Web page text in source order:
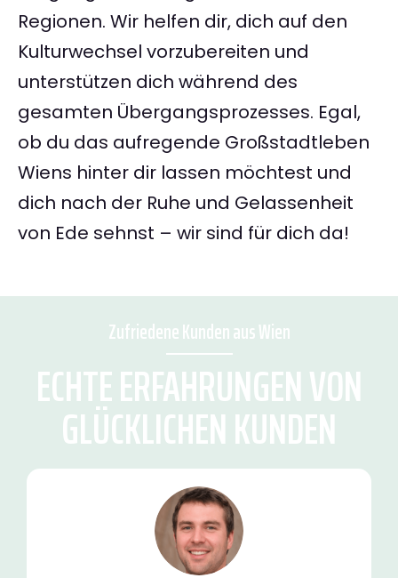
Regionen. Wir helfen dir, dich auf den
Kulturwechsel vorzubereiten und
unterstützen dich während des
gesamten Übergangsprozesses. Egal,
ob du das aufregende Großstadtleben
Wiens hinter dir lassen möchtest und
dich nach der Ruhe und Gelassenheit
von Ede sehnst – wir sind für dich da!
Zufriedene Kunden aus Wien
ECHTE ERFAHRUNGEN VON
GLÜCKLICHEN KUNDEN